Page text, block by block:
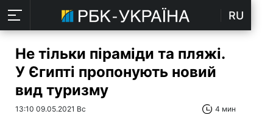
RU
Не тільки піраміди та пляжі.
У Єгипті пропонують новий
вид туризму
13:10 09.05.2021 Вс 4 мин